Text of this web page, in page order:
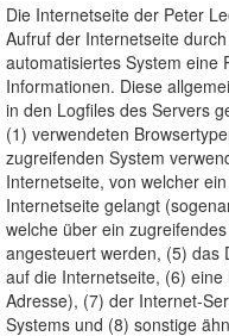
Die Internetseite der Peter
Aufruf der Internetseite
automatisiertes System eine
Informationen. Diese
in den Logfiles des Servers
(1) verwendeten
zugreifenden System
Internetseite, von welcher
Internetseite gelangt
welche über ein
angesteuert werden, (5) das
auf die Internetseite, (6)
Adresse), (7) der Internet-
Systems und (8) sonstige